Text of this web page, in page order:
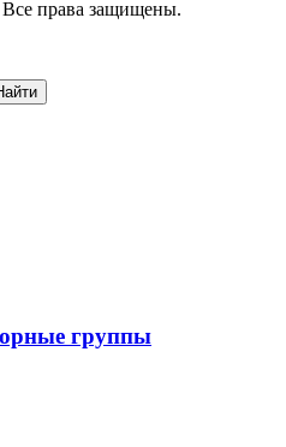
права защищены.
группы